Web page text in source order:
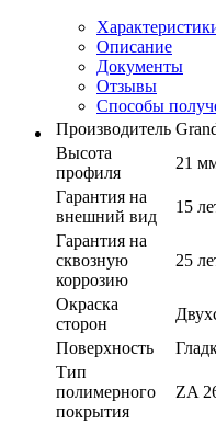
Описание
Документы
Отзывы
Способы
Производитель
Высота
профиля
21
Гарантия на
внешний вид
15
Гарантия на
сквозную
коррозию
25
Окраска
сторон
Поверхность
Тип
полимерного
покрытия
ZA